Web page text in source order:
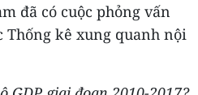
đã có cuộc phỏng vấn
Thống kê xung quanh nội